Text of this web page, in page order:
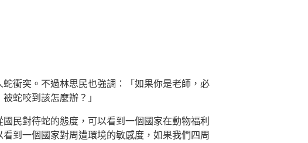
衝突。不過林思民也強調：「如果你是老師，必
蛇咬到該怎麼辦？」
民對待蛇的態度，可以看到一個國家在動物福利
到一個國家對周遭環境的敏感度，如果我們四周